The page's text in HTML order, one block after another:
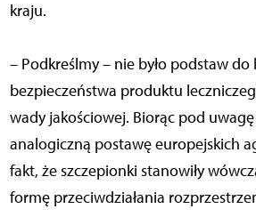
kraju.
– Podkreślmy – nie było podstaw
bezpieczeństwa produktu
wady jakościowej. Biorąc pod
analogiczną postawę europejskich
fakt, że szczepionki stanowiły
formę przeciwdziałania